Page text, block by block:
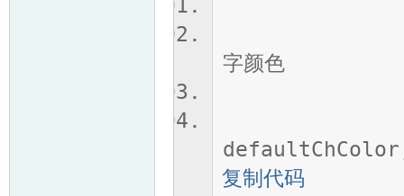
字颜色
复制代码